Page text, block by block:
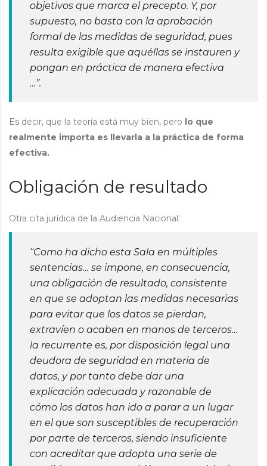
objetivos que marca el precepto. Y, por
supuesto, no basta con la aprobación
formal de las medidas de seguridad, pues
resulta exigible que aquéllas se instauren y
pongan en práctica de manera efectiva
…”.
Es decir, que la teoría está muy bien, pero lo que
realmente importa es llevarla a la práctica de forma
efectiva.
Obligación de resultado
Otra cita jurídica de la Audiencia Nacional:
“Como ha dicho esta Sala en múltiples
sentencias… se impone, en consecuencia,
una obligación de resultado, consistente
en que se adoptan las medidas necesarias
para evitar que los datos se pierdan,
extravíen o acaben en manos de terceros…
la recurrente es, por disposición legal una
deudora de seguridad en materia de
datos, y por tanto debe dar una
explicación adecuada y razonable de
cómo los datos han ido a parar a un lugar
en el que son susceptibles de recuperación
por parte de terceros, siendo insuficiente
con acreditar que adopta una serie de